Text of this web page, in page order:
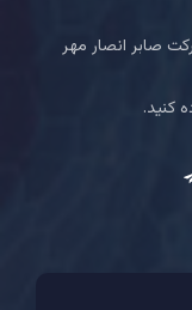
صابر انصار مهر
کنید.